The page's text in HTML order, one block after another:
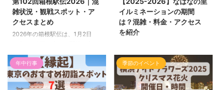
雑状況・観戦スポット・ア
クセスまとめ
2026年の箱根駅伝は、1月2日
土の開催ということもあり、「今
年は例年以上に混みそう…」と感
じている方も多いのではないでし
ょうか。 箱根駅伝は毎年チェッ
イルミネーションの期間
は？混雑・料金・アクセス
を紹介
場所に行きたい…」と思ったと
き、必ず候補に入るのが三重県・
なばなの里。毎年進化を続けるイ
ルミネーションは、まるで光の海
年中行事 季節のイベント